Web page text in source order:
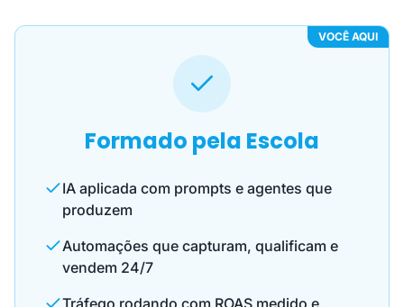
VOCÊ AQUI
Formado pela Escola
IA aplicada com prompts e agentes que
produzem
Automações que capturam, qualificam e
vendem 24/7
Tráfego rodando com ROAS medido e